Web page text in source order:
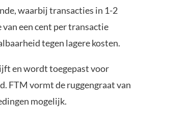
waarbij transacties in 1-2
een cent per transactie
tegen lagere kosten.
en wordt toegepast voor
FTM vormt de ruggengraat van
mogelijk.